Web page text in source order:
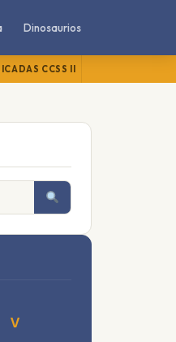
Dinosaurios
CCSS II
v